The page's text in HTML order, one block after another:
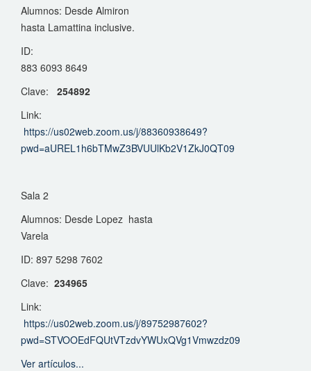
Alumnos: Desde Almiron
hasta Lamattina inclusive.
ID:
883 6093 8649
Clave: 254892
Link:
https://us02web.zoom.us/j/88360938649?
pwd=aUREL1h6bTMwZ3BVUUlKb2V1ZkJ0QT09
Sala 2
Alumnos: Desde Lopez hasta
Varela
ID: 897 5298 7602
Clave: 234965
Link:
https://us02web.zoom.us/j/89752987602?
pwd=STVOOEdFQUtVTzdvYWUxQVg1Vmwzdz09
Ver artículos...